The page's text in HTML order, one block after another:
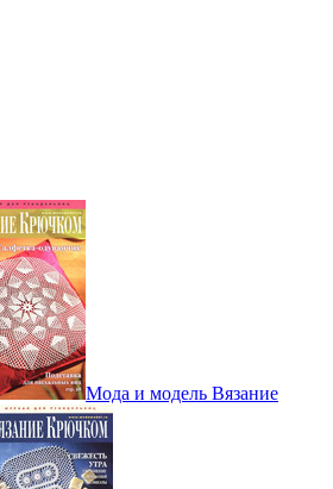
Мода и модель Вязание